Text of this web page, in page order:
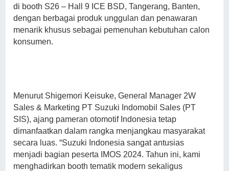
di booth S26 – Hall 9 ICE BSD, Tangerang, Banten,
dengan berbagai produk unggulan dan penawaran
menarik khusus sebagai pemenuhan kebutuhan calon
konsumen.
Menurut Shigemori Keisuke, General Manager 2W
Sales & Marketing PT Suzuki Indomobil Sales (PT
SIS), ajang pameran otomotif Indonesia tetap
dimanfaatkan dalam rangka menjangkau masyarakat
secara luas. “Suzuki Indonesia sangat antusias
menjadi bagian peserta IMOS 2024. Tahun ini, kami
menghadirkan booth tematik modern sekaligus